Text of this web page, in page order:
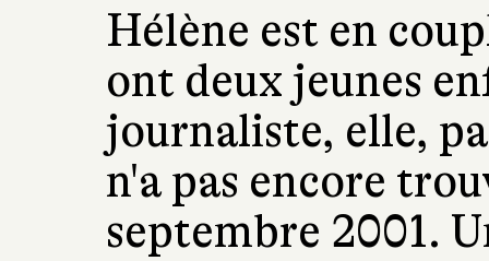
Hélène est en
ont deux jeunes
journaliste, elle,
n'a pas encore
septembre 2001.